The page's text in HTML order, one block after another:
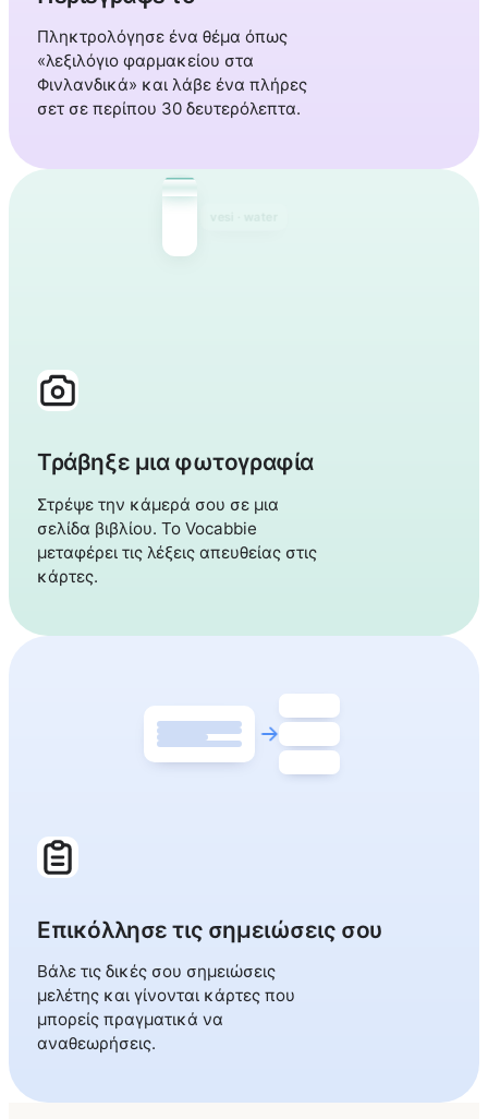
Πληκτρολόγησε ένα θέμα όπως
«λεξιλόγιο φαρμακείου στα
Φινλανδικά» και λάβε ένα πλήρες
σετ σε περίπου 30 δευτερόλεπτα.
Τράβηξε μια φωτογραφία
Στρέψε την κάμερά σου σε μια
σελίδα βιβλίου. Το Vocabbie
μεταφέρει τις λέξεις απευθείας στις
κάρτες.
Επικόλλησε τις σημειώσεις σου
Βάλε τις δικές σου σημειώσεις
μελέτης και γίνονται κάρτες που
μπορείς πραγματικά να
αναθεωρήσεις.